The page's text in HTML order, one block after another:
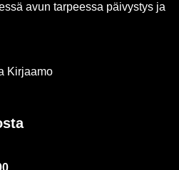
avun tar­pees­sa päi­vys­tys ja
Kir­jaa­mo